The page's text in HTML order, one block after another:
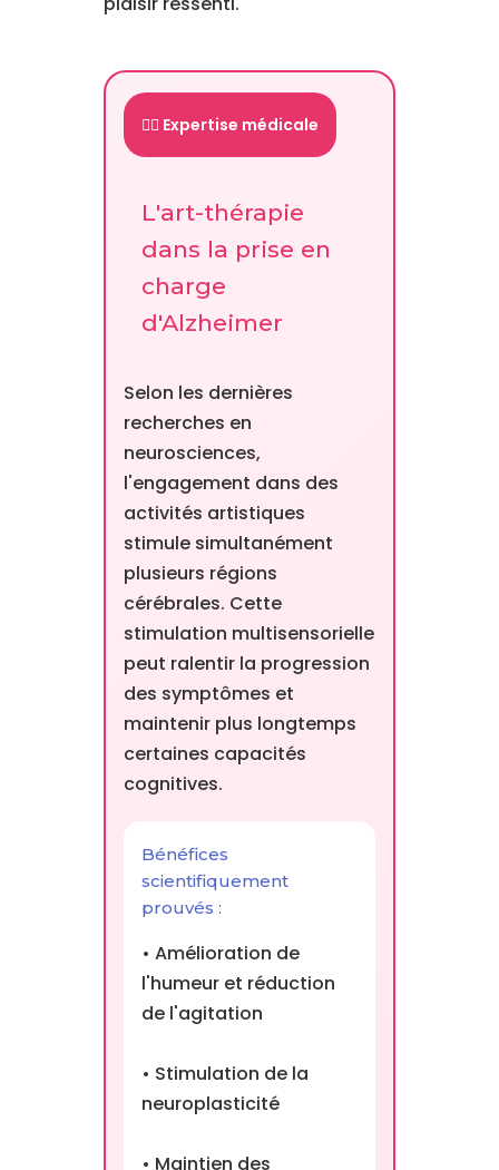
👨‍⚕️ Expertise médicale
L'art-thérapie
dans la prise en
charge
d'Alzheimer
Selon les dernières
recherches en
neurosciences,
l'engagement dans des
activités artistiques
stimule simultanément
plusieurs régions
cérébrales. Cette
stimulation multisensorielle
peut ralentir la progression
des symptômes et
maintenir plus longtemps
certaines capacités
cognitives.
Bénéfices
scientifiquement
prouvés :
• Amélioration de
l'humeur et réduction
de l'agitation
• Stimulation de la
neuroplasticité
• Maintien des